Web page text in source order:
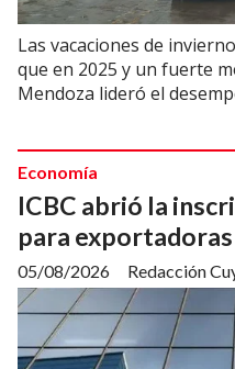
Las vacaciones de
que en 2025 y un fuerte
Mendoza lideró el
ICBC abrió la
para exportadoras
Redacción
Economía
05/08/2026